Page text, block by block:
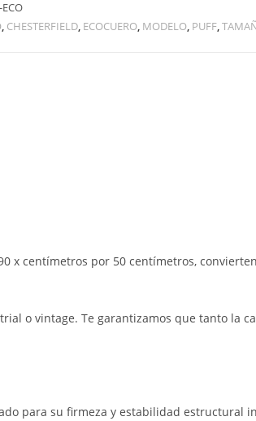
, CHESTERFIELD, ECOCUERO, MODELO, PUFF,
x centímetros por 50 centímetros,
o vintage. Te garantizamos que tanto la
para su firmeza y estabilidad estructural